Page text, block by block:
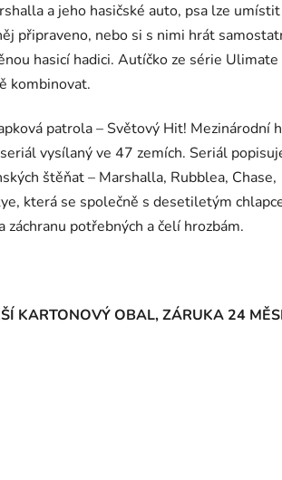
a jeho hasičské auto, psa lze
připraveno, nebo si s nimi hrát
hasicí hadici. Autíčko ze série Ulimate
kombinovat.
patrola – Světový Hit! Mezinárodní
vysílaný ve 47 zemích. Seriál
štěňat – Marshalla, Rubblea, Chase,
která se společně s desetiletým
záchranu potřebných a čelí hrozbám.
KARTONOVÝ OBAL, ZÁRUKA 24